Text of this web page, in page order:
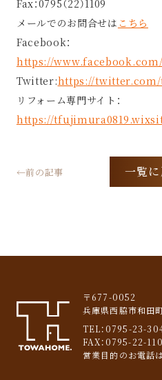
Fax：0795（22）1109
メールでのお問合せは こちら
Facebook：
https://
Twitter:https://twitter.com/
リフォーム専門サイト：
https://
一覧
←前の記事
〒677-0052
兵庫県西脇市和田
TEL： 0795-23-
FAX：0795-22-
営業目的のお電話